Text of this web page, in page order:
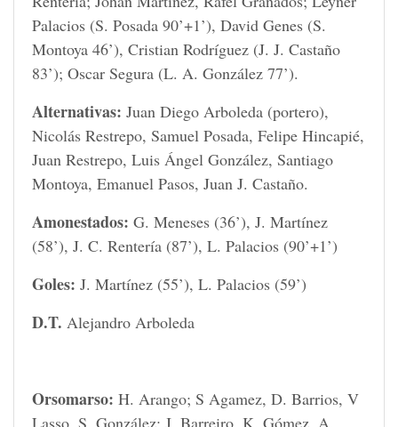
Palacios (S. Posada 90’+1’), David Genes (S.
Montoya 46’), Cristian Rodríguez (J. J. Castaño
83’); Oscar Segura (L. A. González 77’).
Alternativas: Juan Diego Arboleda (portero),
Nicolás Restrepo, Samuel Posada, Felipe Hincapié,
Juan Restrepo, Luis Ángel González, Santiago
Montoya, Emanuel Pasos, Juan J. Castaño.
Amonestados: G. Meneses (36’), J. Martínez
(58’), J. C. Rentería (87’), L. Palacios (90’+1’)
Goles: J. Martínez (55’), L. Palacios (59’)
D.T. Alejandro Arboleda
Orsomarso: H. Arango; S Agamez, D. Barrios, V